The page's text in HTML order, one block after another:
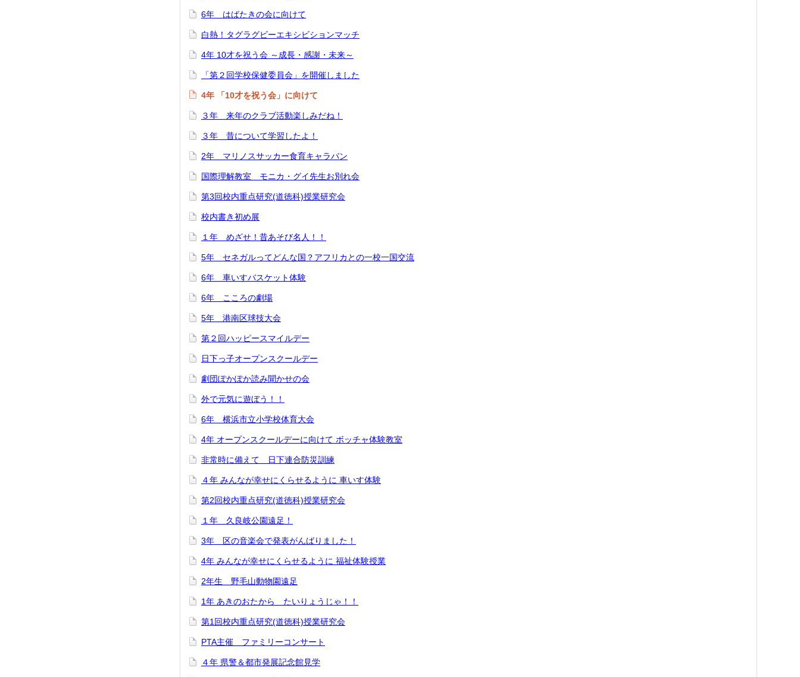
6年 はばたきの会に向けて
白熱！タグラグビーエキシビションマッチ
4年 10才を祝う会 ～成長・感謝・未来～
「第２回学校保健委員会」を開催しました
4年 「10才を祝う会」に向けて
３年 来年のクラブ活動楽しみだね！
３年 昔について学習したよ！
2年 マリノスサッカー食育キャラバン
国際理解教室 モニカ・グイ先生お別れ会
第3回校内重点研究(道徳科)授業研究会
校内書き初め展
１年 めざせ！昔あそび名人！！
5年 セネガルってどんな国？アフリカとの一校一国交流
6年 車いすバスケット体験
6年 こころの劇場
5年 港南区球技大会
第２回ハッピースマイルデー
日下っ子オープンスクールデー
劇団ぽかぽか読み聞かせの会
外で元気に遊ぼう！！
6年 横浜市立小学校体育大会
4年 オープンスクールデーに向けて ボッチャ体験教室
非常時に備えて 日下連合防災訓練
４年 みんなが幸せにくらせるように 車いす体験
第2回校内重点研究(道徳科)授業研究会
１年 久良岐公園遠足！
3年 区の音楽会で発表がんばりました！
4年 みんなが幸せにくらせるように 福祉体験授業
2年生 野毛山動物園遠足
1年 あきのおたから たいりょうじゃ！！
第1回校内重点研究(道徳科)授業研究会
PTA主催 ファミリーコンサート
４年 県警＆都市発展記念館見学